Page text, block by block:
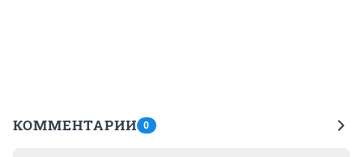
КОММЕНТАРИИ 0